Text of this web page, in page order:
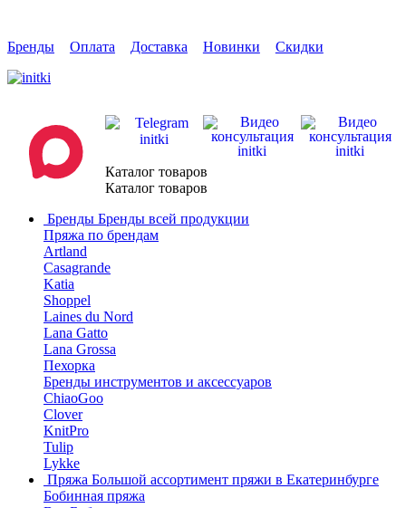
Бренды Оплата Доставка Новинки Скидки
Каталог товаров
Каталог товаров
Бренды Бренды всей продукции
Пряжа по брендам
Artland
Casagrande
Katia
Shoppel
Laines du Nord
Lana Gatto
Lana Grossa
Пехорка
Бренды инструментов и аксессуаров
ChiaoGoo
Clover
KnitPro
Tulip
Lykke
Пряжа Большой ассортимент пряжи в Екатеринбурге
Бобинная пряжа